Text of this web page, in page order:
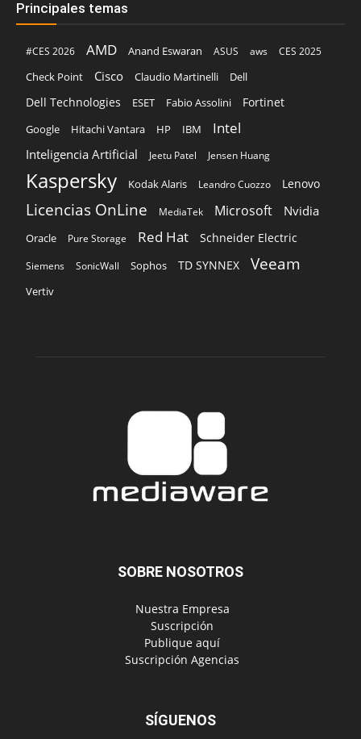
Principales temas
#CES 2026 AMD Anand Eswaran ASUS aws
CES 2025
Check Point
Cisco Claudio Martinelli Dell
Dell Technologies ESET Fabio Assolini Fortinet
Google Hitachi Vantara HP IBM Intel
Inteligencia Artificial Jeetu Patel Jensen Huang
Kaspersky Kodak Alaris Leandro Cuozzo Lenovo
Licencias OnLine MediaTek Microsoft Nvidia
Oracle Pure Storage Red Hat Schneider Electric
Siemens SonicWall Sophos TD SYNNEX Veeam
Vertiv
SOBRE NOSOTROS
‎ Nuestra Empresa
‎ Suscripción
‎ Publique aquí
‎ Suscripción Agencias
SÍGUENOS